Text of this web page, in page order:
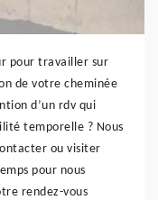
pour travailler sur
de votre cheminée
d’un rdv qui
temporelle ? Nous
ou visiter
pour nous
rendez-vous